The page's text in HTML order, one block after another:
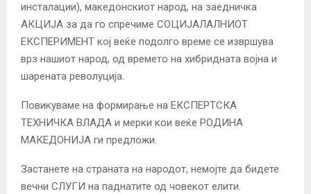
инсталации), македонскиот народ, на заедничка
АКЦИЈА за да го спречиме СОЦИЈАЛАЛНИОТ
ЕКСПЕРИМЕНТ кој веќе подолго време се извршува
врз нашиот народ, од времето на хибридната војна и
шарената револуција.
Повикуваме на формирање на ЕКСПЕРТСКА
ТЕХНИЧКА ВЛАДА и мерки кои веќе РОДИНА
МАКЕДОНИЈА ги предложи.
Застанете на страната на народот, немојте да бидете
вечни СЛУГИ на паднатите од човекот елити.